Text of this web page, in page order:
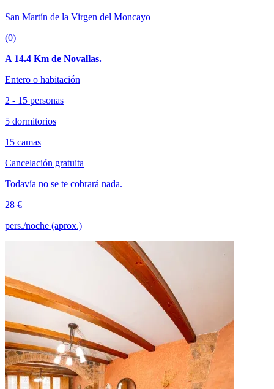
San Martín de la Virgen del Moncayo
(0)
A 14.4 Km de Novallas.
Entero o habitación
2 - 15 personas
5 dormitorios
15 camas
Cancelación gratuita
Todavía no se te cobrará nada.
28 €
pers./noche (aprox.)